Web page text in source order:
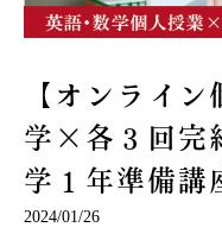
【オンライ
学×各３回完
学１年準備講
2024/01/26